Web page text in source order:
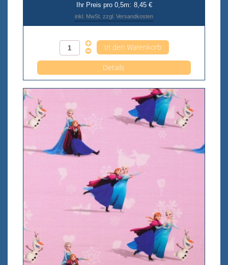
Ihr Preis pro 0,5m: 8,45 €
inkl. MwSt. zzgl. Versandkosten
Details